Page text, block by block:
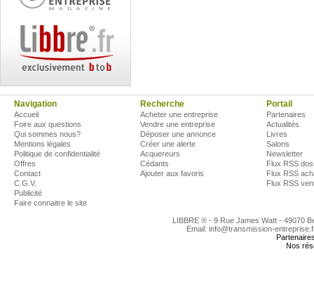
Navigation
Accueil
Foire aux questions
Qui sommes nous?
Mentions légales
Politique de confidentialité
Offres
Contact
C.G.V.
Publicité
Faire connaitre le site
Recherche
Acheter une entreprise
Vendre une entreprise
Déposer une annonce
Créer une alerte
Acquereurs
Cédants
Ajouter aux favoris
Portail
Partenaires
Actualités
Livres
Salons
Newsletter
Flux RSS
Flux RSS
Flux RSS
LIBBRE ® - 9 Rue James Watt - 49070
Email: info@transmission-
Nos